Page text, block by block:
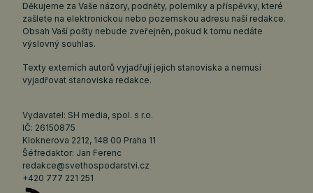
Děkujeme za Vaše názory, podněty, polemiky a příspěvky, které
zašlete na elektronickou nebo pozemskou adresu naší redakce.
Obsah Vaší pošty nebude zveřejněn, pokud k tomu nedáte
výslovný souhlas.
Texty externích autorů vyjadřují jejich stanoviska a nemusí
vyjadřovat stanoviska redakce.
Vydavatel: SH media, spol. s r.o.
IČ: 26150875
Kloknerova 2212, 148 00 Praha 11
Šéfredaktor: Jan Ferenc
redakce@svethospodarstvi.cz
+420 777 221 251